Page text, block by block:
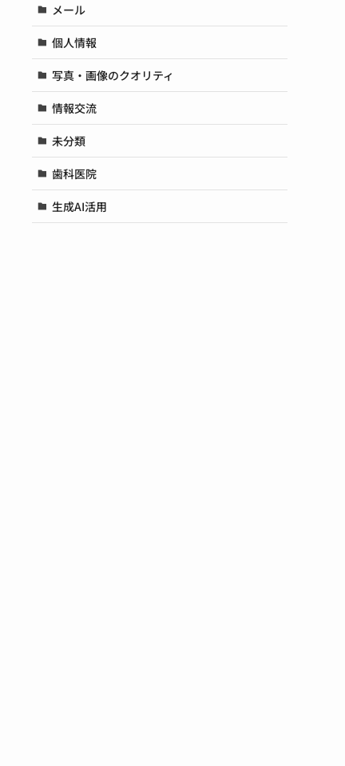
メール
個人情報
写真・画像のクオリティ
情報交流
未分類
歯科医院
生成AI活用